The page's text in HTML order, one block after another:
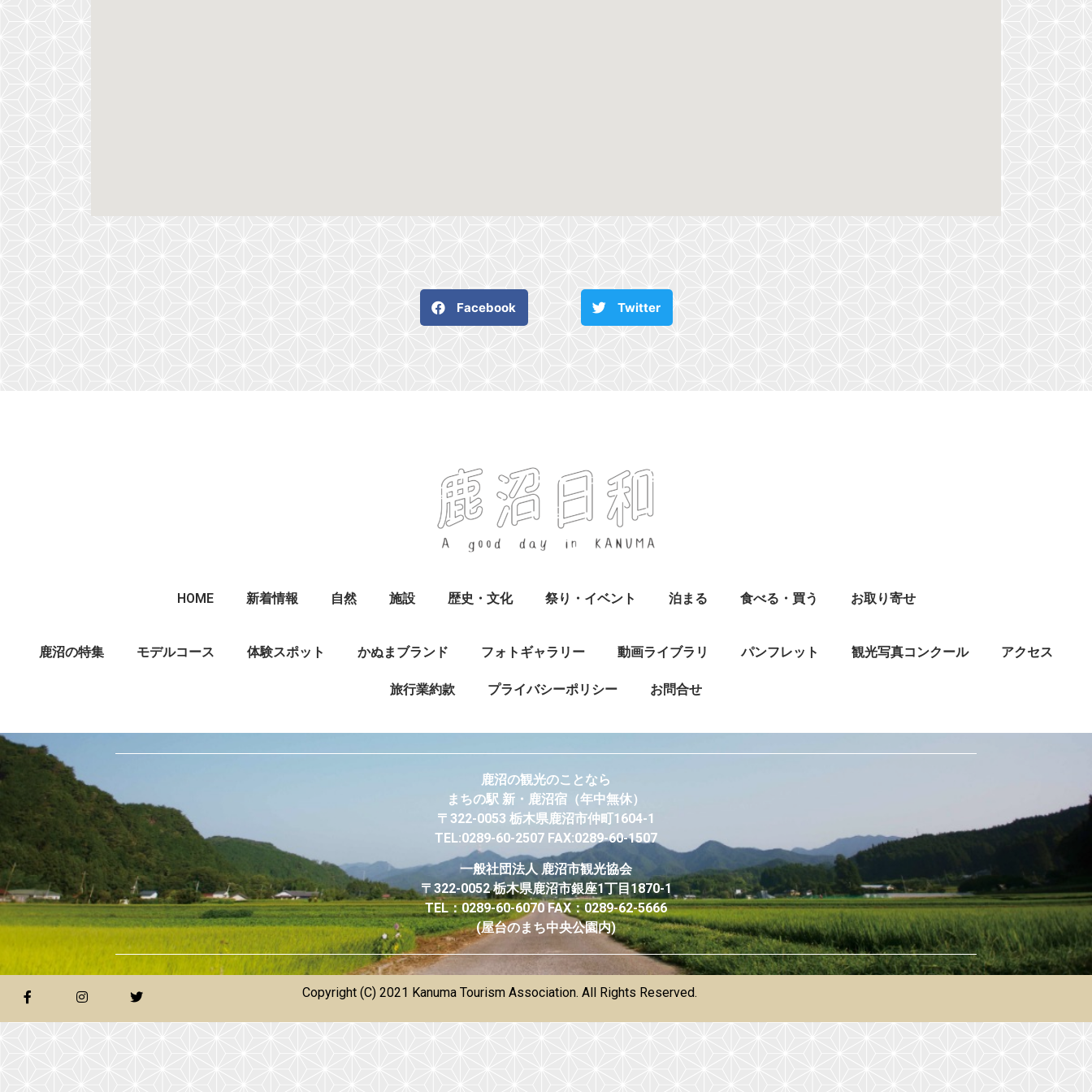
Facebook Twitter
HOME 新着情報 自然 施設 歴史・文化 祭り・イベント 泊まる 食べる・買う お取り寄せ
鹿沼の特集 モデルコース 体験スポット かぬまブランド フォトギャラリー 動画ライブラリ パンフレット 観光写真コンクール アクセス
旅行業約款 プライバシーポリシー お問合せ
鹿沼の観光のことなら
まちの駅 新・鹿沼宿 （年中無休）
〒322-0053 栃木県鹿沼市仲町1604-1
TEL:0289-60-2507 FAX:0289-60-1507
一般社団法人 鹿沼市観光協会
〒322-0052 栃木県鹿沼市銀座1丁目1870-1
TEL：0289-60-6070 FAX：0289-62-5666
(屋台のまち中央公園内)
Copyright (C) 2021 Kanuma Tourism Association. All Rights Reserved.